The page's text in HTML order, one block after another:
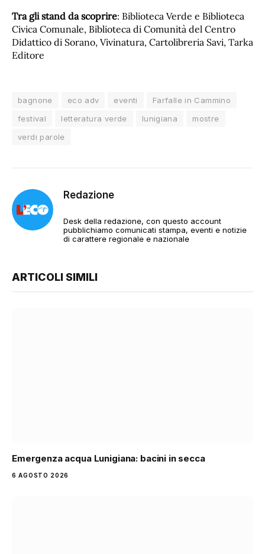
Tra gli stand da scoprire: Biblioteca Verde e Biblioteca
Civica Comunale, Biblioteca di Comunità del Centro
Didattico di Sorano, Vivinatura, Cartolibreria Savi, Tarka
Editore
bagnone eco adv eventi
Farfalle in Cammino
festival
letteratura verde lunigiana
mostre
verdi parole
Redazione
Desk della redazione, con questo account
pubblichiamo comunicati stampa, eventi e notizie
di carattere regionale e nazionale
ARTICOLI SIMILI
Emergenza acqua Lunigiana: bacini in secca
6 AGOSTO 2026